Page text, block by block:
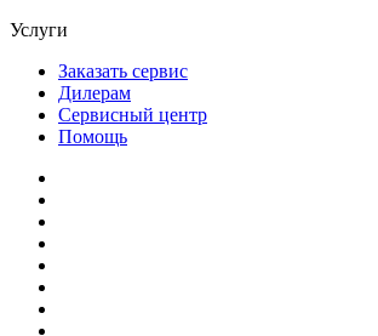
Услуги
Заказать сервис
Дилерам
Сервисный центр
Помощь